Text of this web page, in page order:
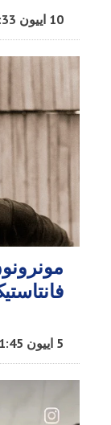
10 اییون 14:33
5 اییون 11:45